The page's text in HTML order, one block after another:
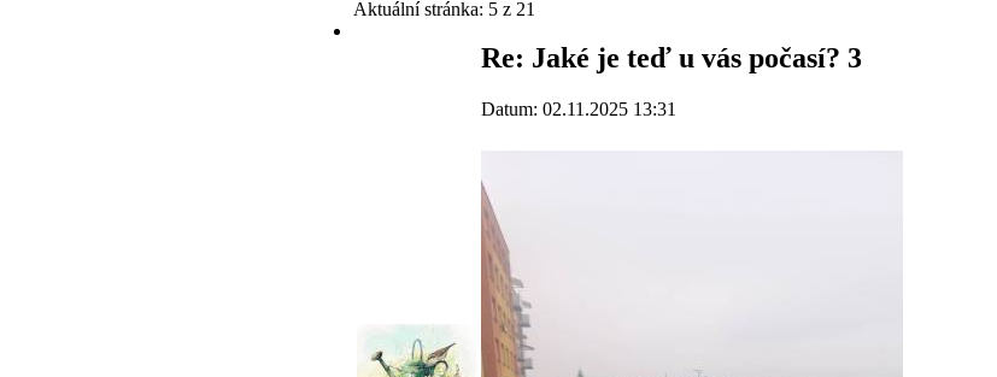
Aktuální stránka: 5 z 21
Re: Jaké je teď u vás počasí? 3
Datum: 02.11.2025 13:31